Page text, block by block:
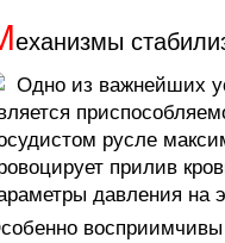
еханизмы
Одно из важнейших
русле
прилив
давления на
восприимчивы